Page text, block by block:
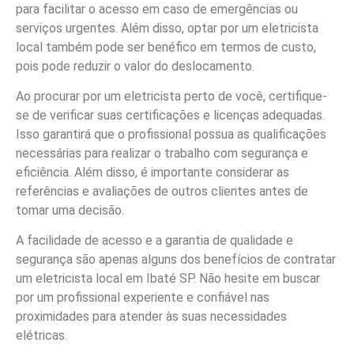
para facilitar o acesso em caso de emergências ou
serviços urgentes. Além disso, optar por um eletricista
local também pode ser benéfico em termos de custo,
pois pode reduzir o valor do deslocamento.
Ao procurar por um eletricista perto de você, certifique-
se de verificar suas certificações e licenças adequadas.
Isso garantirá que o profissional possua as qualificações
necessárias para realizar o trabalho com segurança e
eficiência. Além disso, é importante considerar as
referências e avaliações de outros clientes antes de
tomar uma decisão.
A facilidade de acesso e a garantia de qualidade e
segurança são apenas alguns dos benefícios de contratar
um eletricista local em Ibaté SP. Não hesite em buscar
por um profissional experiente e confiável nas
proximidades para atender às suas necessidades
elétricas.